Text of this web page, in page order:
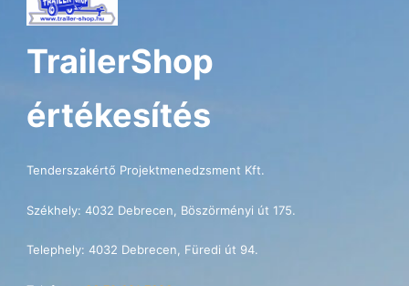
TrailerShop
értékesítés
Tenderszakértő Projektmenedzsment Kft.
Székhely: 4032 Debrecen, Böszörményi út 175.
Telephely: 4032 Debrecen, Füredi út 94.